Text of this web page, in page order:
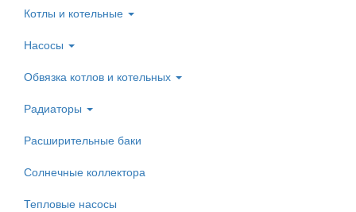
Котлы и котельные
Насосы
Обвязка котлов и котельных
Радиаторы
Расширительные баки
Солнечные коллектора
Тепловые насосы